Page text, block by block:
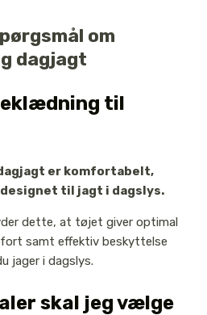
om
dagjagt
til
er komfortabelt,
til jagt i dagslys.
dette, at tøjet giver optimal
samt effektiv beskyttelse
jager i dagslys.
skal jeg vælge